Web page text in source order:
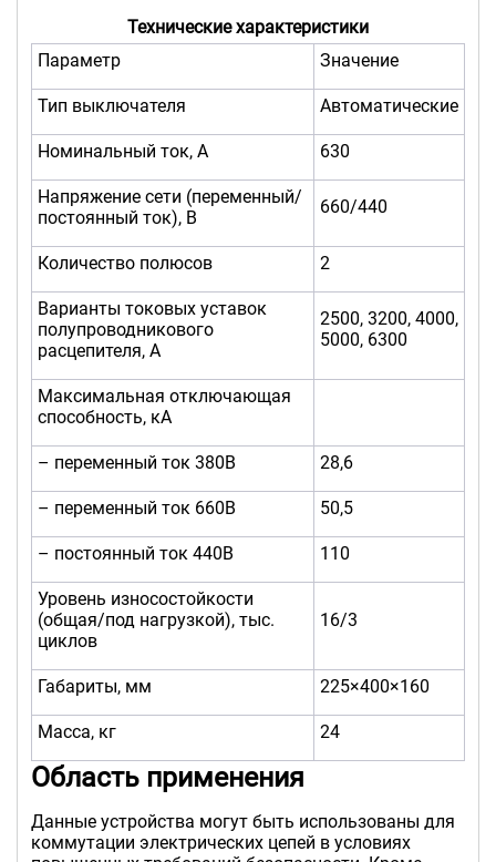
Технические характеристики
Параметр
Значение
Тип выключателя Автоматические
Номинальный ток, А 630
Напряжение сети (переменный/
постоянный ток), В
660/440
Количество полюсов 2
Варианты токовых уставок
полупроводникового
расцепителя, А
2500, 3200, 4000,
5000, 6300
Максимальная отключающая
способность, кА
– переменный ток 380В 28,6
– переменный ток 660В 50,5
– постоянный ток 440В 110
Уровень износостойкости
(общая/под нагрузкой), тыс.
циклов
16/3
Габариты, мм 225×400×160
Масса, кг 24
Область применения
Данные устройства могут быть использованы для
коммутации электрических цепей в условиях